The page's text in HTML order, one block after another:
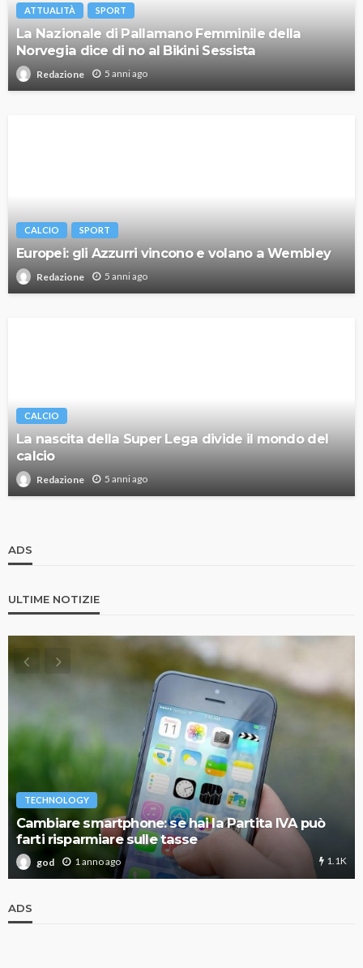
ATTUALITÀ SPORT
La Nazionale di Pallamano Femminile della
Norvegia dice di no al Bikini Sessista
Redazione 5 anni ago
CALCIO SPORT
Europei: gli Azzurri vincono e volano a Wembley
Redazione 5 anni ago
CALCIO
La nascita della Super Lega divide il mondo del
calcio
Redazione 5 anni ago
ADS
ULTIME NOTIZIE
TECHNOLOGY
Cambiare smartphone: se hai la Partita IVA può
farti risparmiare sulle tasse
god 1 anno ago 1.1K
ADS